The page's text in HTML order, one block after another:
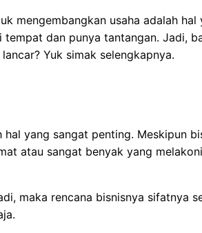
mengembangkan usaha adalah hal
dan punya tantangan. Jadi,
Yuk simak selengkapnya.
hal yang sangat penting. Meskipun
atau sangat benyak yang
maka rencana bisnisnya sifatnya